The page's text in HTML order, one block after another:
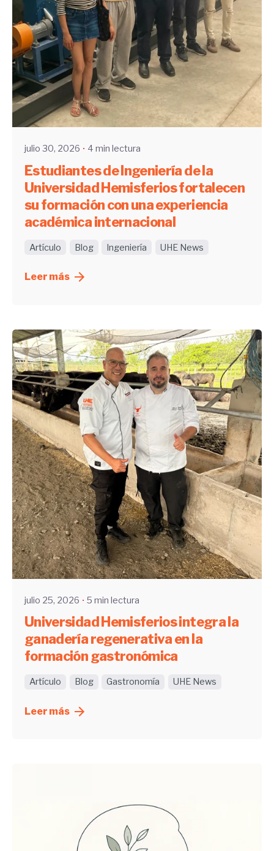
Enviado por
UHE
julio 30, 2026 4 min lectura
Estudiantes de Ingeniería de la
Universidad Hemisferios fortalecen
su formación con una experiencia
académica internacional
Artículo Blog Ingeniería UHE News
Leer más
Enviado por
UHE
julio 25, 2026 5 min lectura
Universidad Hemisferios integra la
ganadería regenerativa en la
formación gastronómica
Artículo Blog Gastronomía UHE News
Leer más